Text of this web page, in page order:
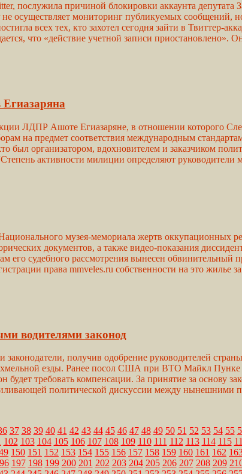
послужила причиной блокировки аккаунта депутата
осуществляет мониторинг публикуемых сообщений,
всех тех, кто захотел сегодня зайти в Твиттер-
что «действие учетной записи приостановлено».
Егиазаряна
ЛДПР Ашоте Егиазаряне, в отношении которого
на предмет соответствия международным
был организатором, вдохновителем и заказчиком
активности милиции определяют руководители
музея-мемориала жертв оккупационных
документов, а также видео-показания
его судебного рассмотрения вынесен обвинительный
права mmveles.ru собственности на это жилье
водителями законод
получив одобрение руководителей
езды. Ранее посол США при ВТО Майкл Пунке
требовать компенсации. За принятие за основу
политической дискуссии между нынешними
37 38 39 40 41 42 43 44 45 46 47 48 49 50 51 52 53 54 55
102 103 104 105 106 107 108 109 110 111 112 113 114 115
150 151 152 153 154 155 156 157 158 159 160 161 162
197 198 199 200 201 202 203 204 205 206 207 208 209